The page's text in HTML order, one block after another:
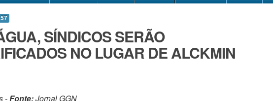
SÍNDICOS SERÃO
NO LUGAR DE ALCKMIN
-Fonte:Jornal GGN